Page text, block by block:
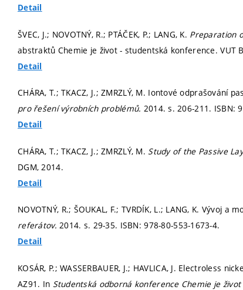
Detail
ŠVEC, J.; NOVOTNÝ, R.; PTÁČEK, P.; LANG, K. Preparation
abstraktů Chemie je život - studentská konference. VUT
Detail
CHÁRA, T.; TKACZ, J.; ZMRZLÝ, M. Iontové odprašování
pro řešení výrobních problémů. 2014.s. 206-211. ISBN:
Detail
CHÁRA, T.; TKACZ, J.; ZMRZLÝ, M. Study of the Passive
DGM, 2014.
Detail
NOVOTNÝ, R.; ŠOUKAL, F.; TVRDÍK, L.; LANG, K. Vývoj
referátov.2014. s. 29-35. ISBN: 978-80-553-1673-4.
Detail
KOSÁR, P.; WASSERBAUER, J.; HAVLICA, J.
AZ91. In Studentská odborná konference Chemie je život